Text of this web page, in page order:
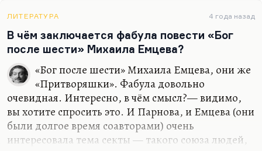
Скажу вам больше: я вижу главную задачу вот
этой следующей эволюционной ступени в том,
чтобы не то чтобы маскироваться, а просто вы…
ЛИТЕРАТУРА 4 года назад
В чём заключается фабула повести «Бог
после шести» Михаила Емцева?
«Бог после шести» Михаила Емцева, они же
«Притворяшки». Фабула довольно
очевидная. Интересно, в чём смысл?— видимо,
вы хотите спросить это. И Парнова, и Емцева (они
были долгое время соавторами) очень
интересовала тема секты — такого союза людей,